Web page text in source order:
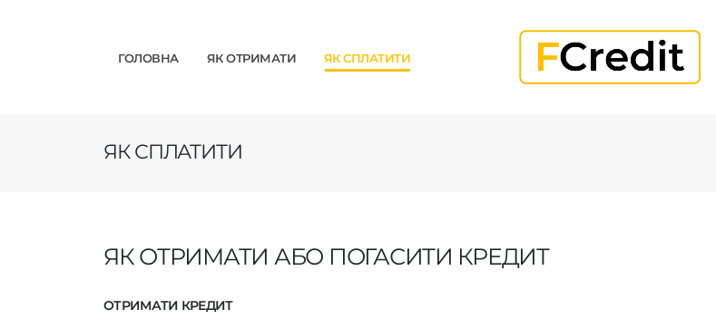
ГОЛОВНА ЯК ОТРИМАТИ ЯК СПЛАТИТИ
ЯК СПЛАТИТИ
ЯК ОТРИМАТИ АБО ПОГАСИТИ КРЕДИТ
ОТРИМАТИ КРЕДИТ